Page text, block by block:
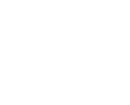
tersedia Banyak. Apa